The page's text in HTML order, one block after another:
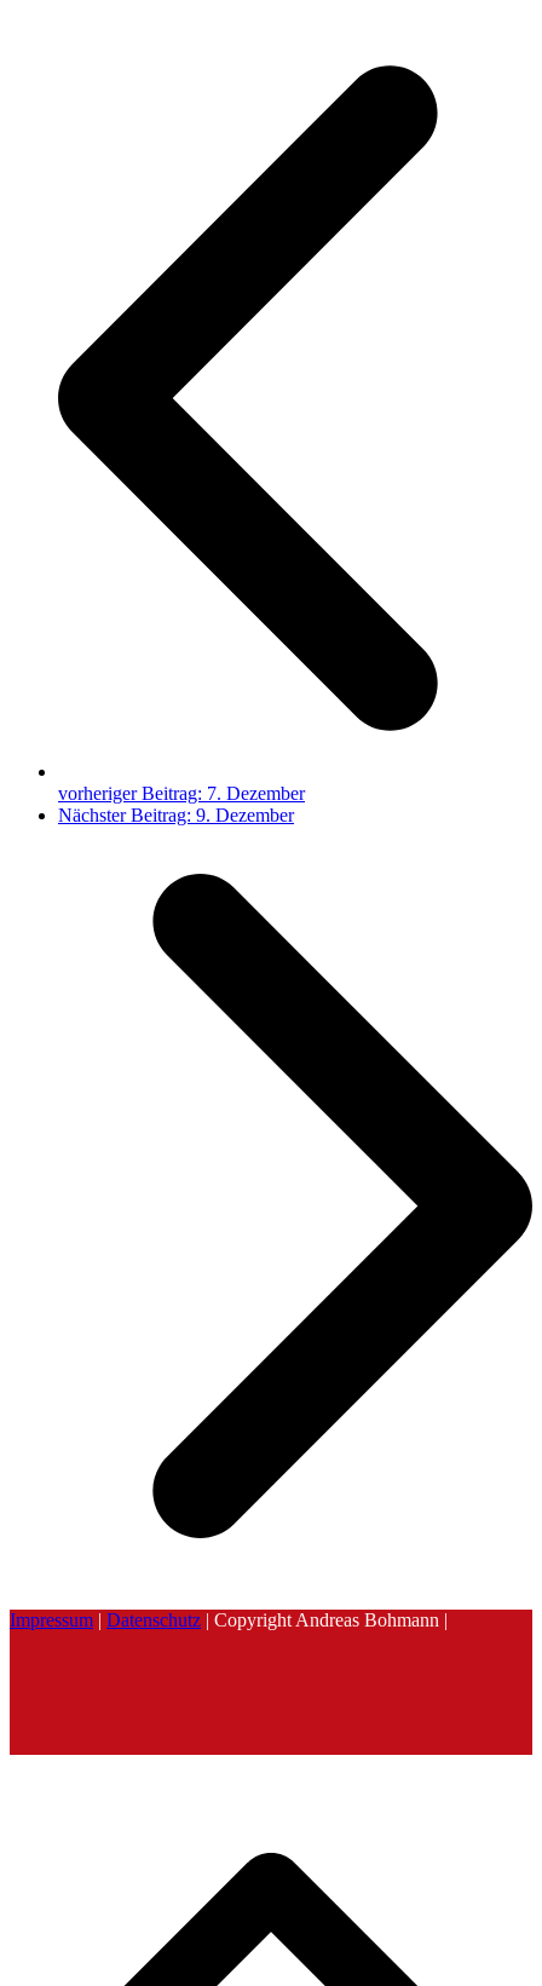
vorheriger Beitrag: 7. Dezember
Nächster Beitrag: 9. Dezember
Impressum | Datenschutz | Copyright Andreas Bohmann |